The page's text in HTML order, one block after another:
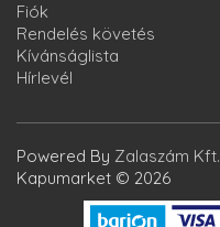
Fiók
Rendelés követés
Kívánságlista
Hírlevél
Powered By Zalaszám Kft.
Kapumarket © 2026